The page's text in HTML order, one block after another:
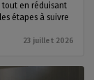
tout en réduisant
étapes à suivre
23 juillet 2026